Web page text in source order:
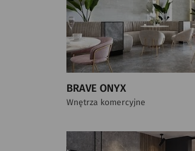
BRAVE ONYX
Wnętrza komercyjne